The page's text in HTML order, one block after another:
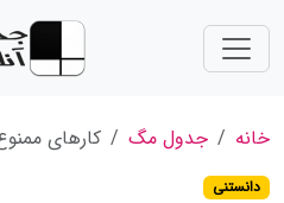
خانه جدول مگ کارهای
دانستنی